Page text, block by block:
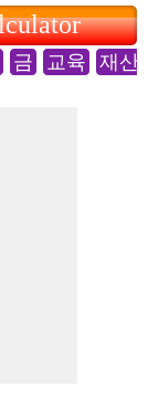
금 교육 재산